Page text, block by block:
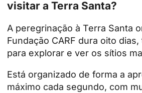
visitar a Terra Santa?
A peregrinação à Terra Santa
Fundação CARF dura oito
para explorar e ver os sítios
Está organizado de forma a
máximo cada segundo, com